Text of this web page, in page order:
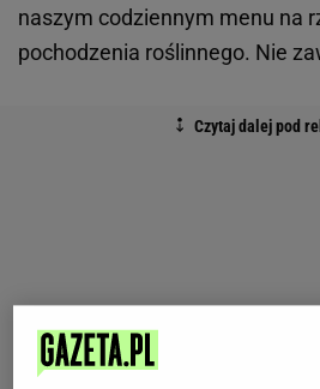
naszym codziennym menu na
pochodzenia roślinnego. Nie